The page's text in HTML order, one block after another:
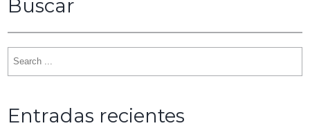
Buscar
Search
for:
Entradas recientes